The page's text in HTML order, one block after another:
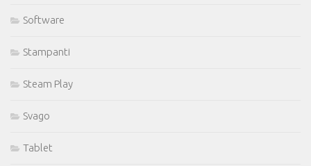
Software
Stampanti
Steam Play
Svago
Tablet